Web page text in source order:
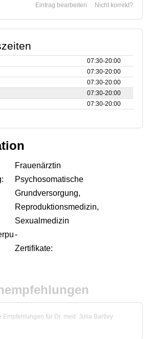
Nicht korrekt?
Eintrag bearbeiten
07:30‑20:00
07:30‑20:00
07:30‑20:00
07:30‑20:00
07:30‑20:00
Frauenärztin
Psychosomatische
Grundversorgung,
Reproduktionsmedizin,
Sexualmedizin
-
Zertifikate:
Empfehlungen für Dr. med. Julia Bartley